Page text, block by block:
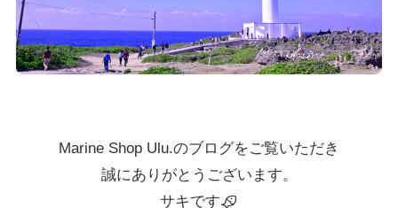
Marine Shop Ulu.のブログをご覧いただき
誠にありがとうございます。
サキです